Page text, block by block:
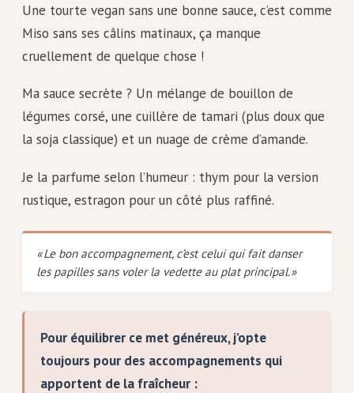
Une tourte vegan sans une bonne sauce, c’est comme
Miso sans ses câlins matinaux, ça manque
cruellement de quelque chose !
Ma sauce secrète ? Un mélange de bouillon de
légumes corsé, une cuillère de tamari (plus doux que
la soja classique) et un nuage de crème d’amande.
Je la parfume selon l’humeur : thym pour la version
rustique, estragon pour un côté plus raffiné.
« Le bon accompagnement, c’est celui qui fait danser
les papilles sans voler la vedette au plat principal. »
Pour équilibrer ce met généreux, j’opte
toujours pour des accompagnements qui
apportent de la fraîcheur :